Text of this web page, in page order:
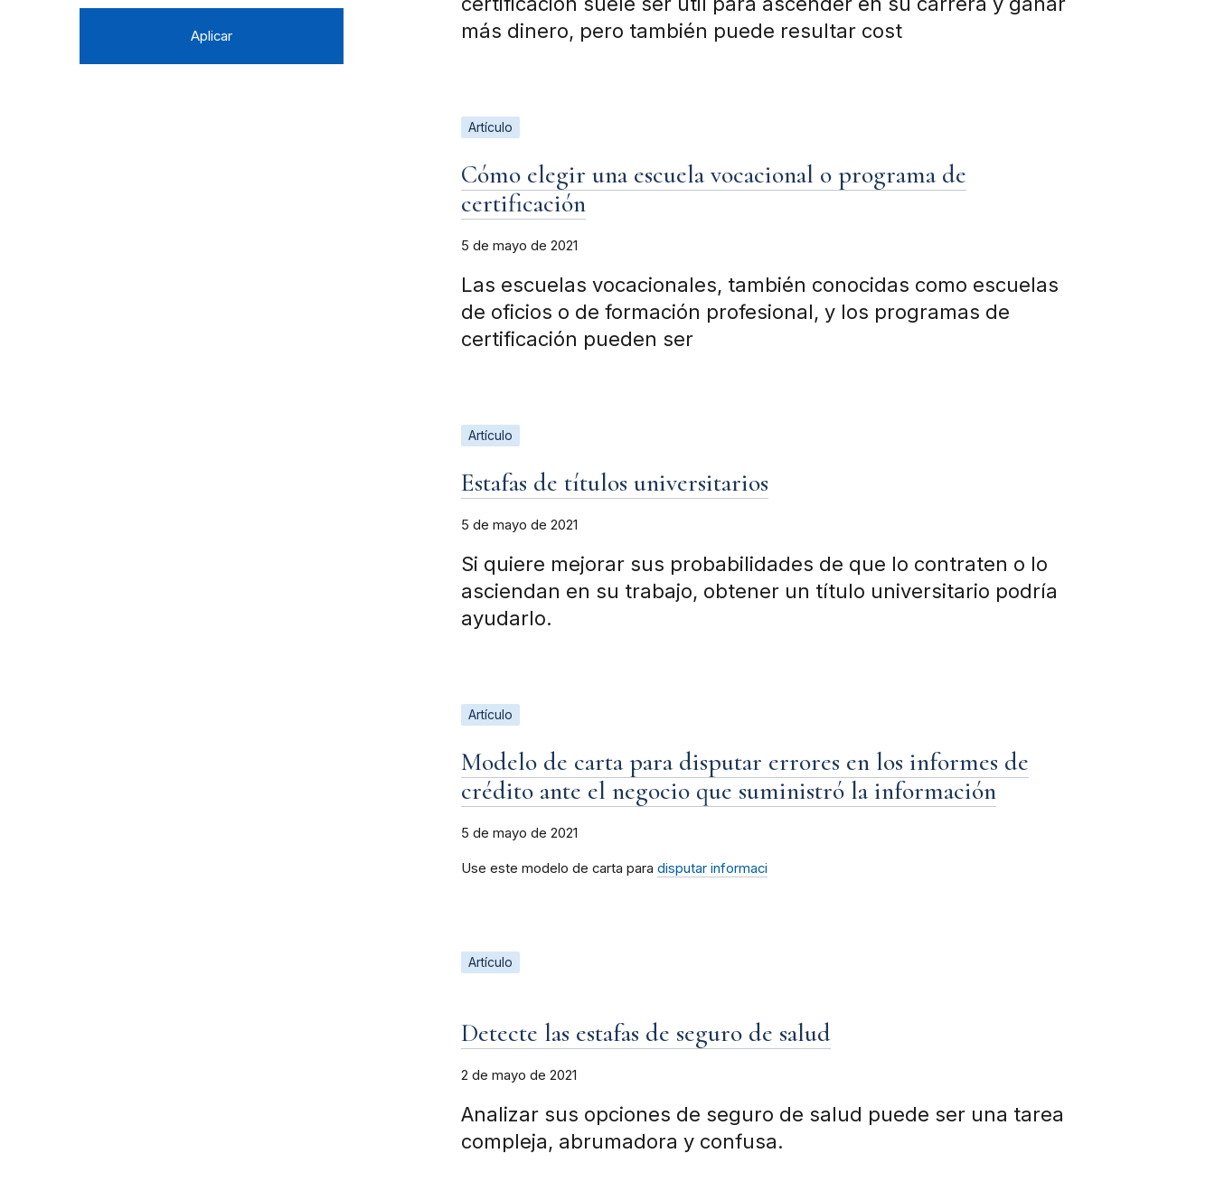
más dinero, pero también puede resultar cost
Artículo
Cómo elegir una escuela vocacional o programa de
certificación
5 de mayo de 2021
Las escuelas vocacionales, también conocidas como escuelas
de oficios o de formación profesional, y los programas de
certificación pueden ser
Artículo
Estafas de títulos universitarios
5 de mayo de 2021
Si quiere mejorar sus probabilidades de que lo contraten o lo
asciendan en su trabajo, obtener un título universitario podría
ayudarlo.
Artículo
Modelo de carta para disputar errores en los informes de
crédito ante el negocio que suministró la información
5 de mayo de 2021
Use este modelo de carta para disputar informaci
Artículo
Detecte las estafas de seguro de salud
2 de mayo de 2021
Analizar sus opciones de seguro de salud puede ser una tarea
compleja, abrumadora y confusa.